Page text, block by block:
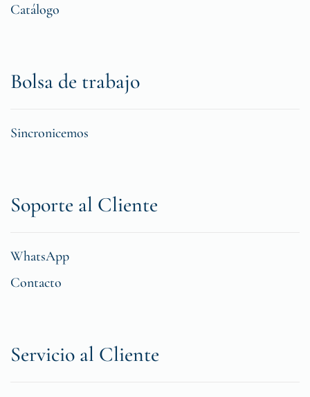
Catálogo
Bolsa de trabajo
Sincronicemos
Soporte al Cliente
WhatsApp
Contacto
Servicio al Cliente